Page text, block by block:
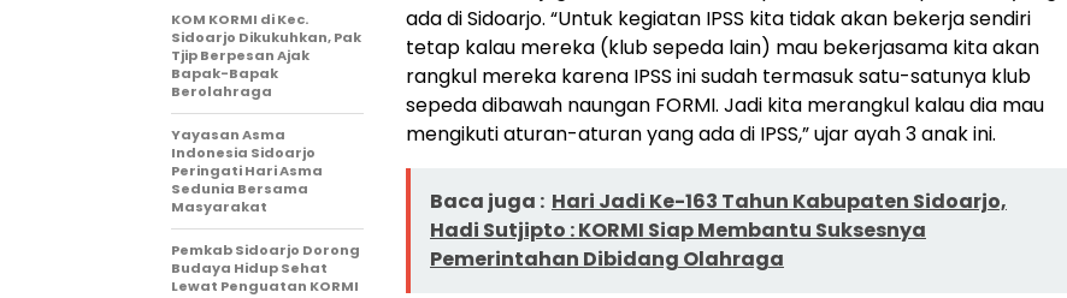
ada di Sidoarjo. “Untuk kegiatan IPSS kita tidak akan bekerja sendiri
tetap kalau mereka (klub sepeda lain) mau bekerjasama kita akan
rangkul mereka karena IPSS ini sudah termasuk satu-satunya klub
sepeda dibawah naungan FORMI. Jadi kita merangkul kalau dia mau
mengikuti aturan-aturan yang ada di IPSS,” ujar ayah 3 anak ini.
Baca juga : Hari Jadi Ke-163 Tahun Kabupaten Sidoarjo,
Hadi Sutjipto : KORMI Siap Membantu Suksesnya
Pemerintahan Dibidang Olahraga
KOM KORMI di Kec.
Sidoarjo Dikukuhkan, Pak
Tjip Berpesan Ajak
Bapak-Bapak
Berolahraga
Yayasan Asma
Indonesia Sidoarjo
Peringati Hari Asma
Sedunia Bersama
Masyarakat
Pemkab Sidoarjo Dorong
Budaya Hidup Sehat
Lewat Penguatan KORMI